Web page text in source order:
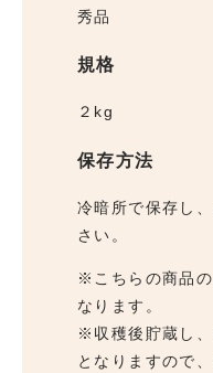
秀品
規格
２kg
保存方法
冷暗所で保存し
さい。
※こちらの商品
なります。
※収穫後貯蔵し
となりますので